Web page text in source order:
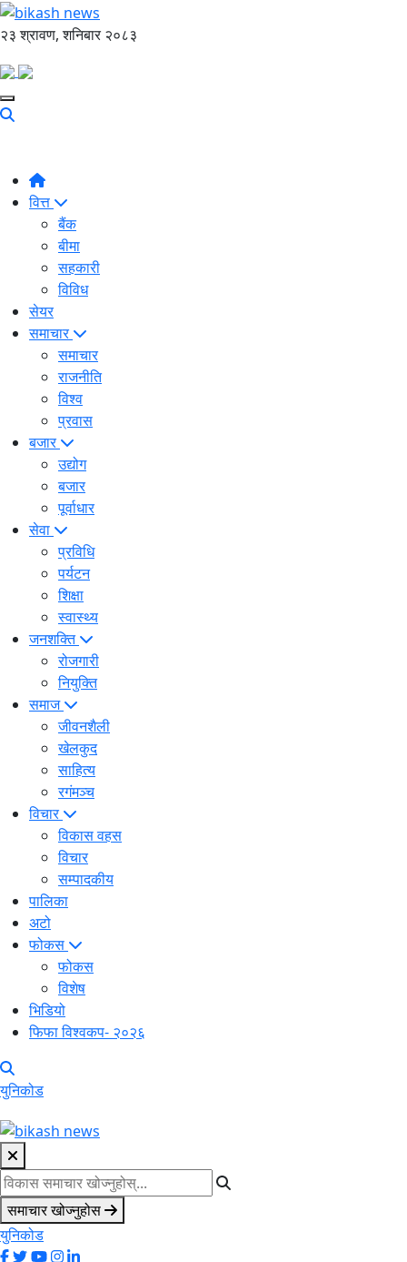
२३ श्रावण, शनिबार २०८३
वित्त
बैंक
बीमा
सहकारी
विविध
सेयर
समाचार
समाचार
राजनीति
विश्व
प्रवास
बजार
उद्योग
बजार
पूर्वाधार
सेवा
प्रविधि
पर्यटन
शिक्षा
स्वास्थ्य
जनशक्ति
रोजगारी
नियुक्ति
समाज
जीवनशैली
खेलकुद
साहित्य
रगंमञ्च
विचार
विकास वहस
विचार
सम्पादकीय
पालिका
अटो
फोकस
फोकस
विशेष
भिडियो
फिफा विश्वकप- २०२६
युनिकोड
समाचार खोज्नुहोस
युनिकोड